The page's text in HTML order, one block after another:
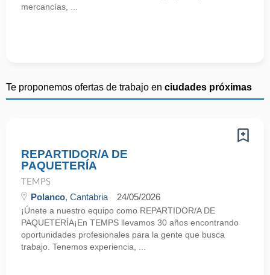
mercancías, ...
Te proponemos ofertas de trabajo en ciudades próximas
REPARTIDOR/A DE
PAQUETERÍA
TEMPS
Polanco, Cantabria 24/05/2026
¡Únete a nuestro equipo como REPARTIDOR/A DE
PAQUETERÍA¡En TEMPS llevamos 30 años encontrando
oportunidades profesionales para la gente que busca
trabajo. Tenemos experiencia, ...